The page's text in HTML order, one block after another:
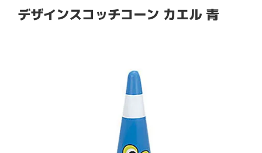
デザインスコッチコーン カエル 青